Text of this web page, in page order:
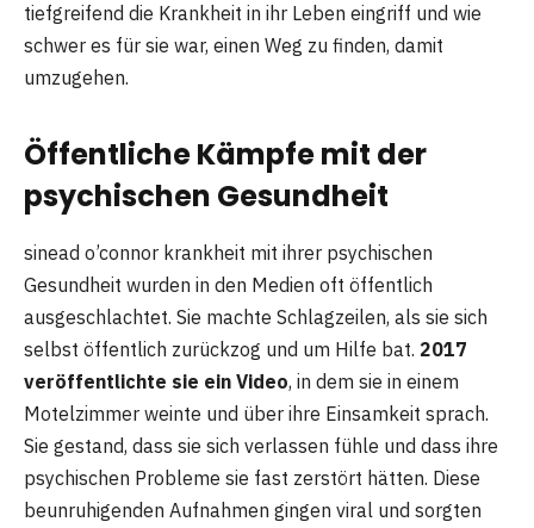
tiefgreifend die Krankheit in ihr Leben eingriff und wie
schwer es für sie war, einen Weg zu finden, damit
umzugehen.
Öffentliche Kämpfe mit der
psychischen Gesundheit
sinead o’connor krankheit mit ihrer psychischen
Gesundheit wurden in den Medien oft öffentlich
ausgeschlachtet. Sie machte Schlagzeilen, als sie sich
selbst öffentlich zurückzog und um Hilfe bat. 2017
veröffentlichte sie ein Video, in dem sie in einem
Motelzimmer weinte und über ihre Einsamkeit sprach.
Sie gestand, dass sie sich verlassen fühle und dass ihre
psychischen Probleme sie fast zerstört hätten. Diese
beunruhigenden Aufnahmen gingen viral und sorgten